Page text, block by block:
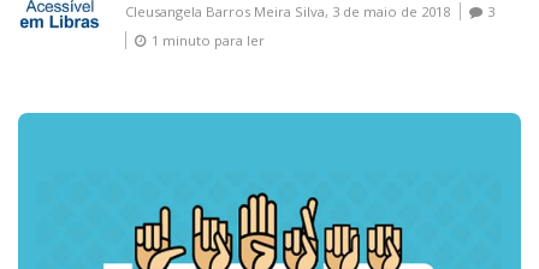
Cleusangela Barros Meira Silva, 3 de maio de 2018
3
1 minuto para ler